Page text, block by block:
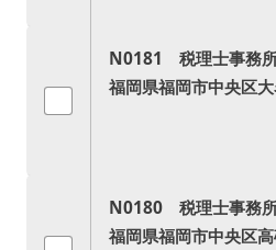
N0181 税理士事務
福岡県福岡市中央区
N0180 税理士事務
福岡県福岡市中央区